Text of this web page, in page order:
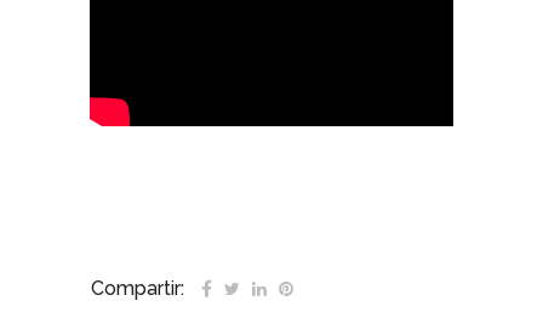
Compartir: